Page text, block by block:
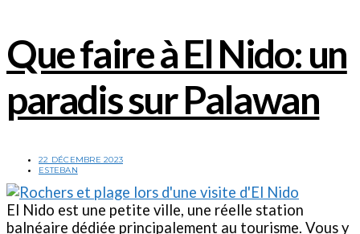
Que faire à El Nido: un
paradis sur Palawan
22 DÉCEMBRE 2023
ESTEBAN
El Nido est une petite ville, une réelle station
balnéaire dédiée principalement au tourisme. Vous y